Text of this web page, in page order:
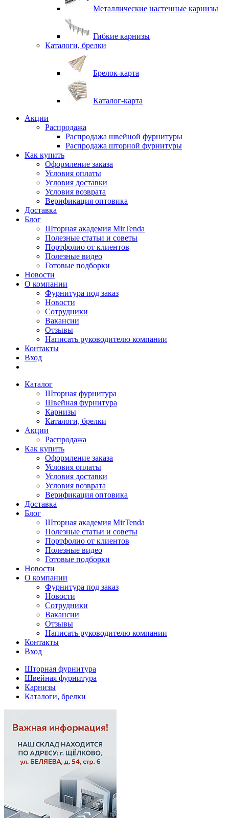
Металлические настенные карнизы
Гибкие карнизы
Каталоги, брелки
Брелок-карта
Каталог-карта
Акции
Распродажа
Распродажа швейной фурнитуры
Распродажа шторной фурнитуры
Как купить
Оформление заказа
Условия оплаты
Условия доставки
Условия возврата
Верификация оптовика
Доставка
Блог
Шторная академия MirTenda
Полезные статьи и советы
Портфолио от клиентов
Полезные видео
Готовые подборки
Новости
О компании
Фурнитура под заказ
Новости
Сотрудники
Вакансии
Отзывы
Написать руководителю компании
Контакты
Вход
Каталог
Шторная фурнитура
Швейная фурнитура
Карнизы
Каталоги, брелки
Акции
Распродажа
Как купить
Оформление заказа
Условия оплаты
Условия доставки
Условия возврата
Верификация оптовика
Доставка
Блог
Шторная академия MirTenda
Полезные статьи и советы
Портфолио от клиентов
Полезные видео
Готовые подборки
Новости
О компании
Фурнитура под заказ
Новости
Сотрудники
Вакансии
Отзывы
Написать руководителю компании
Контакты
Вход
Шторная фурнитура
Швейная фурнитура
Карнизы
Каталоги, брелки